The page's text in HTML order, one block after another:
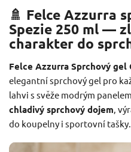
🚿 Felce Azzurra
Spezie 250 ml —
charakter do
Felce Azzurra Sprchový gel
elegantní sprchový gel pro
lahvi s svěže modrým
chladivý sprchový dojem ,
do koupelny i sportovní tašky.